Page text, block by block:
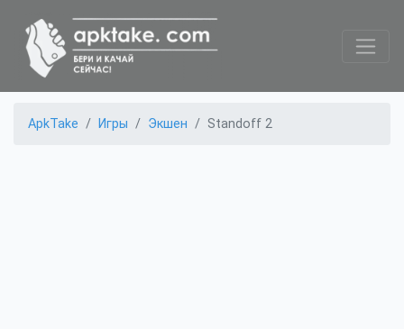
ApkTake Игры Экшен Standoff 2